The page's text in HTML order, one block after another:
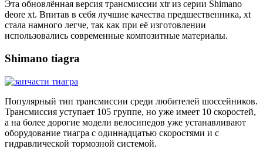
Эта обновлённая версия трансмиссии xtr из серии Shimano
deore xt. Впитав в себя лучшие качества предшественника, xt
стала намного легче, так как при её изготовлении
использовались современные композитные материалы.
Shimano tiagra
Популярный тип трансмиссии среди любителей шоссейников.
Трансмиссия уступает 105 группе, но уже имеет 10 скоростей,
а на более дорогие модели велосипедов уже устанавливают
оборудование тиагра с одиннадцатью скоростями и с
гидравлической тормозной системой.